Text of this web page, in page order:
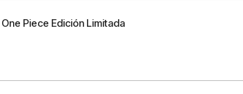
Piece Edición Limitada